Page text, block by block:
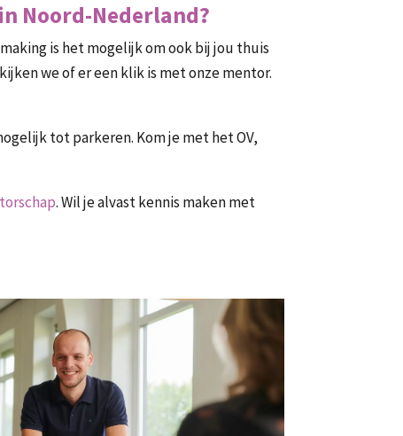
Noord-Nederland?
is het mogelijk om ook bij jou thuis
we of er een klik is met onze mentor.
tot parkeren. Kom je met het OV,
. Wil je alvast kennis maken met